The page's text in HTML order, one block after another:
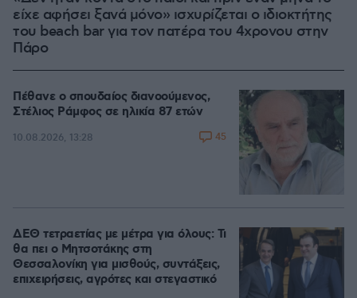
είχε αφήσει ξανά μόνο» ισχυρίζεται ο ιδιοκτήτης
του beach bar για τον πατέρα του 4χρονου στην
Πάρο
Πέθανε ο σπουδαίος διανοούμενος,
Στέλιος Ράμφος σε ηλικία 87 ετών
10.08.2026, 13:28 45
ΔΕΘ τετραετίας με μέτρα για όλους: Τι
θα πει ο Μητσοτάκης στη
Θεσσαλονίκη για μισθούς, συντάξεις,
επιχειρήσεις, αγρότες και στεγαστικό